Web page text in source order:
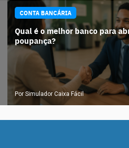
CONTA BANCÁRIA
Qual é o melhor banco para
poupança?
Por Simulador Caixa Fácil